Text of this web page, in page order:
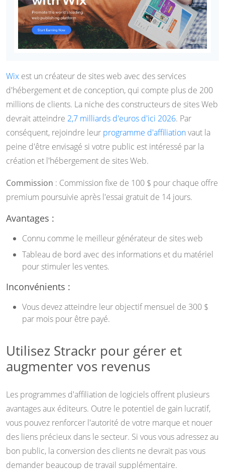
Wix est un créateur de sites web avec des services
d'hébergement et de conception, qui compte plus de 200
millions de clients. La niche des constructeurs de sites Web
devrait atteindre 2,7 milliards d'euros d'ici 2026. Par
conséquent, rejoindre leur programme d'affiliationvaut la
peine d'être envisagé si votre public est intéressé par la
création et l'hébergement de sites Web.
Commission : Commission fixe de 100 $ pour chaque offre
premium poursuivie après l'essai gratuit de 14 jours.
Avantages :
Connu comme le meilleur générateur de sites web
Tableau de bord avec des informations et du matériel
pour stimuler les ventes.
Inconvénients :
Vous devez atteindre leur objectif mensuel de 300 $
par mois pour être payé.
Utilisez Strackr pour gérer et
augmenter vos revenus
Les programmes d'affiliation de logiciels offrent plusieurs
avantages aux éditeurs. Outre le potentiel de gain lucratif,
vous pouvez renforcer l'autorité de votre marque et nouer
des liens précieux dans le secteur. Si vous vous adressez au
bon public, la conversion des clients ne devrait pas vous
demander beaucoup de travail supplémentaire.